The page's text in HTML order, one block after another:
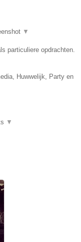
▼
particuliere opdrachten.
Huwwelijk, Party en
▼